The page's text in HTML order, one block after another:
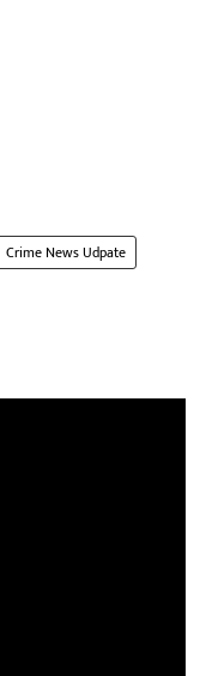
Crime News Udpate